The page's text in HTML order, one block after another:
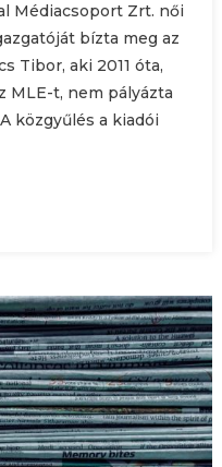
Médiacsoport Zrt. női
bízta meg az
Tibor, aki 2011 óta,
MLE-t, nem pályázta
közgyűlés a kiadói